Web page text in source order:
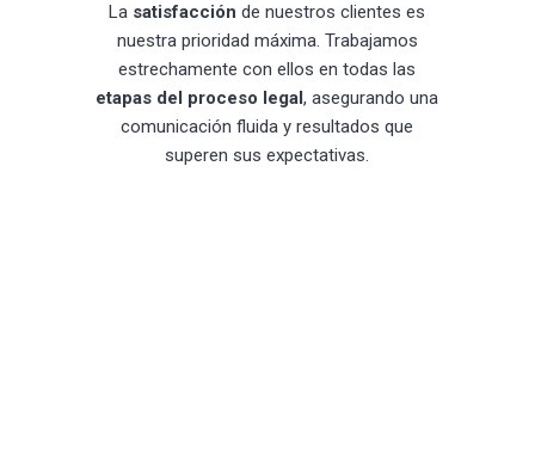
La satisfacción de nuestros clientes es
nuestra prioridad máxima. Trabajamos
estrechamente con ellos en todas las
etapas del proceso legal, asegurando una
comunicación fluida y resultados que
superen sus expectativas.